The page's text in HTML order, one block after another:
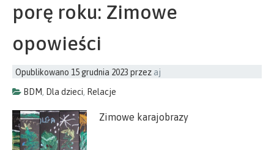
porę roku: Zimowe
opowieści
Opublikowano 15 grudnia 2023 przez aj
BDM, Dla dzieci, Relacje
Zimowe karajobrazy